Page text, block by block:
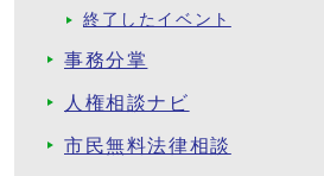
終了したイベント
事務分掌
人権相談ナビ
市民無料法律相談